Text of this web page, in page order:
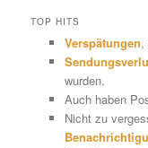
TOP HITS
Verspätungen,
wurden.
Auch haben
Nicht zu